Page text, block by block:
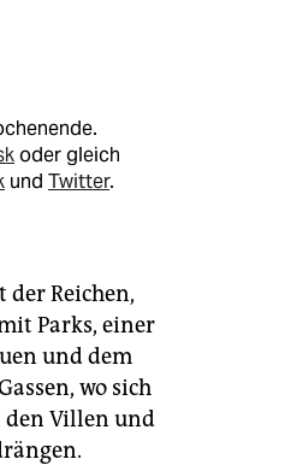
oder gleich
und Twitter.
der Reichen,
Parks, einer
und dem
wo sich
den Villen und